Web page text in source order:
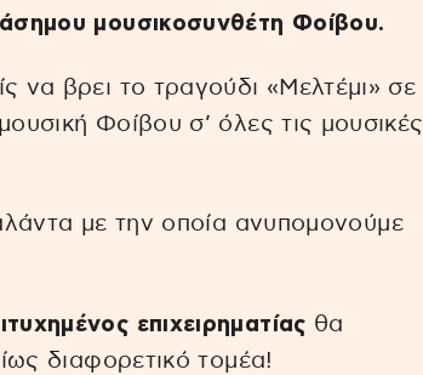
μουσικοσυνθέτη Φοίβου.
να βρει το τραγούδι «Μελτέμι» σε
Φοίβου σ’ όλες τις μουσικές
με την οποία ανυπομονούμε
επιχειρηματίας θα
διαφορετικό τομέα!